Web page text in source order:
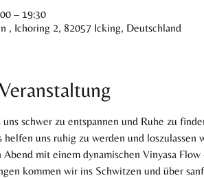
– 19:30
, Ichoring 2, 82057 Icking, Deutschland
schwer zu entspannen und Ruhe zu
helfen uns ruhig zu werden und loszulassen
mit einem dynamischen Vinyasa
kommen wir ins Schwitzen und über